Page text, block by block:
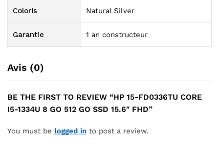
Coloris Natural Silver
Garantie 1 an constructeur
Avis (0)
BE THE FIRST TO REVIEW “HP 15-FD0336TU CORE
I5-1334U 8 GO 512 GO SSD 15.6″ FHD”
You must be logged in to post a review.